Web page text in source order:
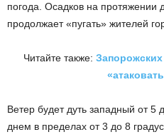
погода. Осадков на
продолжает «пугать» жителей
Читайте также:
Ветер будет дуть западный от 5
днем в пределах от 3 до 8